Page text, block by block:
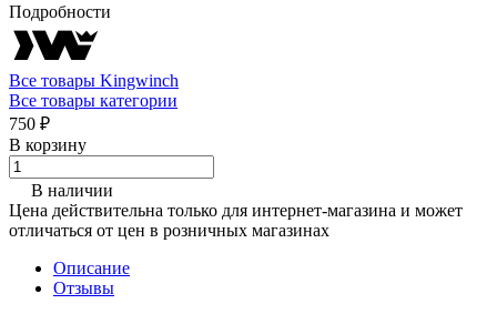
Подробности
Все товары Kingwinch
Все товары категории
750 ₽
В корзину
В наличии
Цена действительна только для интернет-магазина и может
отличаться от цен в розничных магазинах
Описание
Отзывы